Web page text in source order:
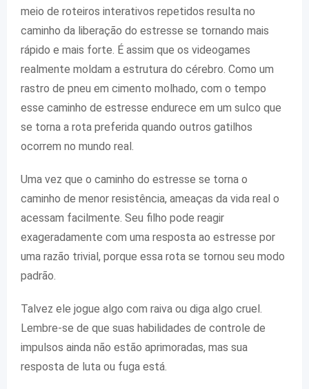
meio de roteiros interativos repetidos resulta no
caminho da liberação do estresse se tornando mais
rápido e mais forte. É assim que os videogames
realmente moldam a estrutura do cérebro. Como um
rastro de pneu em cimento molhado, com o tempo
esse caminho de estresse endurece em um sulco que
se torna a rota preferida quando outros gatilhos
ocorrem no mundo real.
Uma vez que o caminho do estresse se torna o
caminho de menor resistência, ameaças da vida real o
acessam facilmente. Seu filho pode reagir
exageradamente com uma resposta ao estresse por
uma razão trivial, porque essa rota se tornou seu modo
padrão.
Talvez ele jogue algo com raiva ou diga algo cruel.
Lembre-se de que suas habilidades de controle de
impulsos ainda não estão aprimoradas, mas sua
resposta de luta ou fuga está.